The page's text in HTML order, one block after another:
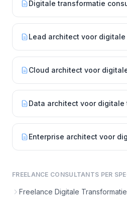
Digitale transformatie
Lead architect voor
Cloud architect voor
Data architect voor digitale
Enterprise architect voor
FREELANCE CONSULTANTS PER
Freelance Digitale